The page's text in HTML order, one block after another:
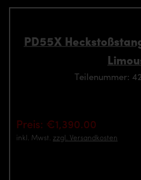
PD55X
Teilenummer:
Preis: €1,390.00
inkl. Mwst. zzgl. Versandkosten